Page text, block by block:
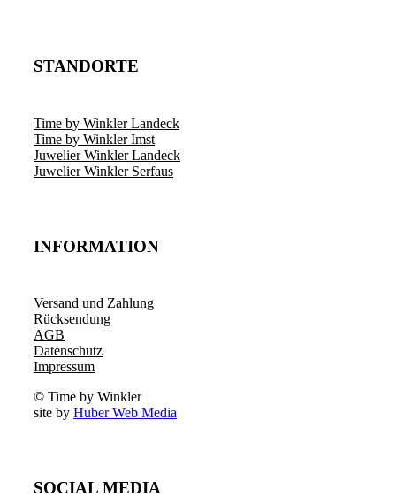
STANDORTE
Time by Winkler Landeck
Time by Winkler Imst
Juwelier Winkler Landeck
Juwelier Winkler Serfaus
INFORMATION
Versand und Zahlung
Rücksendung
AGB
Datenschutz
Impressum
© Time by Winkler
site by Huber Web Media
SOCIAL MEDIA